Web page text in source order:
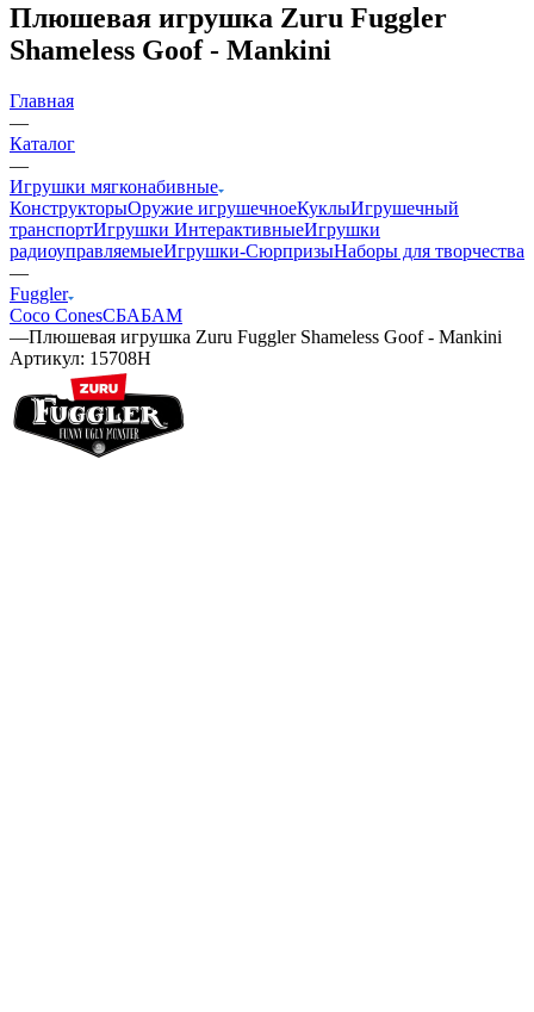
Плюшевая игрушка Zuru Fuggler
Shameless Goof - Mankini
Главная
—
Каталог
—
Игрушки мягконабивные
КонструкторыОружие игрушечноеКуклыИгрушечный
транспортИгрушки ИнтерактивныеИгрушки
радиоуправляемыеИгрушки-СюрпризыНаборы для творчества
—
Fuggler
Coco ConesСБАБАМ
—Плюшевая игрушка Zuru Fuggler Shameless Goof - Mankini
Артикул: 15708H